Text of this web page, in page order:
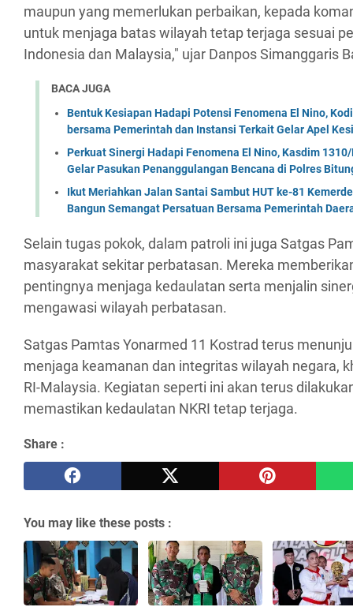
maupun yang memerlukan perbaikan, kepada
untuk menjaga batas wilayah tetap terjaga sesuai
Indonesia dan Malaysia," ujar Danpos Simanggaris
BACA JUGA
Bentuk Kesiapan Hadapi Potensi Fenomena El Nino,
bersama Pemerintah dan Instansi Terkait Gelar Apel
Perkuat Sinergi Hadapi Fenomena El Nino, Kasdim
Gelar Pasukan Penanggulangan Bencana di Polres
Ikut Meriahkan Jalan Santai Sambut HUT ke-81
Bangun Semangat Persatuan Bersama Pemerintah
Selain tugas pokok, dalam patroli ini juga Satgas
masyarakat sekitar perbatasan. Mereka
pentingnya menjaga kedaulatan serta menjalin
mengawasi wilayah perbatasan.
Satgas Pamtas Yonarmed 11 Kostrad terus
menjaga keamanan dan integritas wilayah negara,
RI-Malaysia. Kegiatan seperti ini akan terus
memastikan kedaulatan NKRI tetap terjaga.
Share :
You may like these posts :